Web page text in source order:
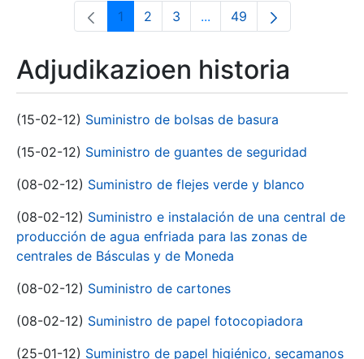
Orrialdea
1 Orrialdea
2 Orrialdea
3 ...Intermediate Pages Use
Orrialdea
49
Adjudikazioen historia
(15-02-12) Suministro de bolsas de basura
(15-02-12) Suministro de guantes de seguridad
(08-02-12) Suministro de flejes verde y blanco
(08-02-12) Suministro e instalación de una central de
producción de agua enfriada para las zonas de
centrales de Básculas y de Moneda
(08-02-12) Suministro de cartones
(08-02-12) Suministro de papel fotocopiadora
(25-01-12) Suministro de papel higiénico, secamanos